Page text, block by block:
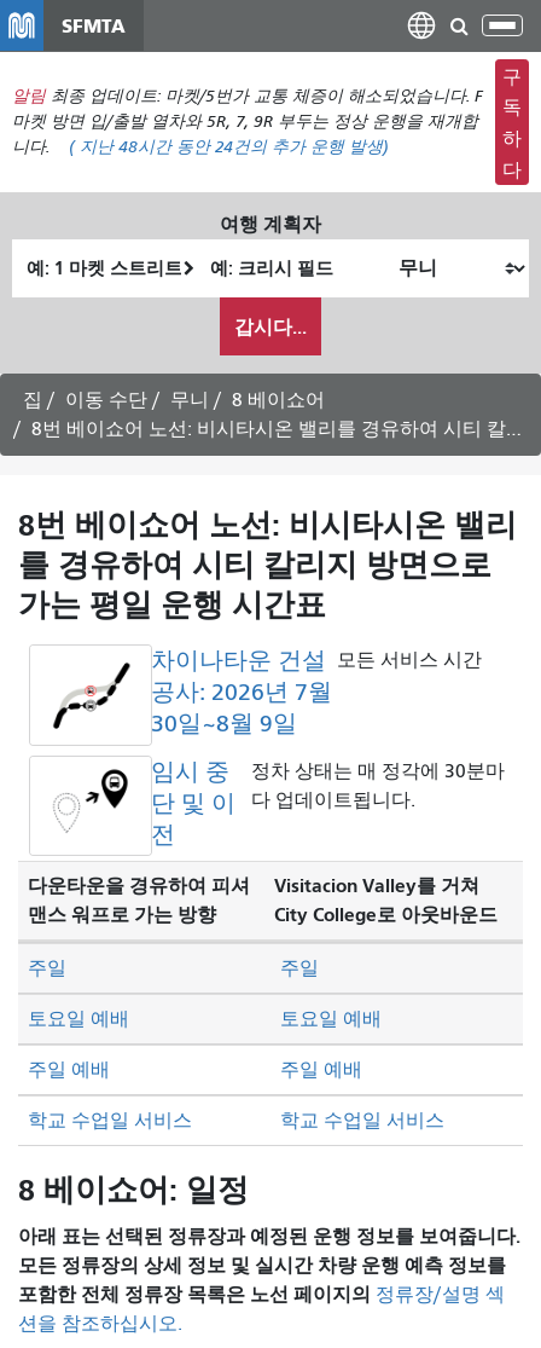
텐
츠
로
건
너
기
SFMTA
탐
색
메
뉴
전
환
알림 최종 업데이트: 마켓/5번가 교통 체증이 해소되었습니다. F
마켓 방면 입/출발 열차와 5R, 7, 9R 부두는 정상 운행을 재개합
니다.
( 지난 48시간 동안24건의 추가 운행 발생)
구
독
하
다
여행 계획자
가
여
행
하
고
은
식
갑시다...
집 이동 수단 무니
8 베이쇼어
8번 베이쇼어 노선: 비시타시온 밸리를 경유하여 시티 칼리지 방면으로 가는 평일 운행 시간표
8번 베이쇼어 노선: 비시타시온 밸리
를 경유하여 시티 칼리지 방면으로
가는 평일 운행 시간표
차이나타운 건설
공사: 2026년 7월
30일~8월 9일
모든 서비스 시간
임시 중
단 및 이
전
정차 상태는 매 정각에 30분마
다 업데이트됩니다.
다운타운을 경유하여 피셔
맨스 워프로 가는 방향
Visitacion Valley를 거쳐
City College로 아웃바운드
토요일 예배 토요일 예배
주일 예배 주일 예배
주일 주일
학교 수업일 서비스 학교 수업일 서비스
8 베이쇼어: 일정
아래 표는 선택된 정류장과 예정된 운행 정보를 보여줍니다.
모든 정류장의 상세 정보 및 실시간 차량 운행 예측 정보를
포함한 전체 정류장 목록은 노선 페이지의 정류장/설명 섹
션을 참조하십시오.